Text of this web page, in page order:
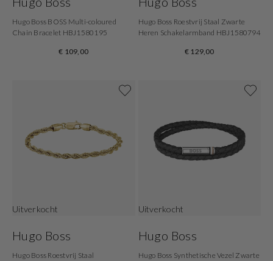
Hugo Boss BOSS Multi-coloured
Chain Bracelet HBJ1580195
€ 109,00
Hugo Boss Roestvrij Staal Zwarte
Heren Schakelarmband HBJ1580794
€ 129,00
Uitverkocht
Hugo Boss
Hugo Boss Roestvrij Staal
Uitverkocht
Hugo Boss
Hugo Boss Synthetische Vezel Zwarte